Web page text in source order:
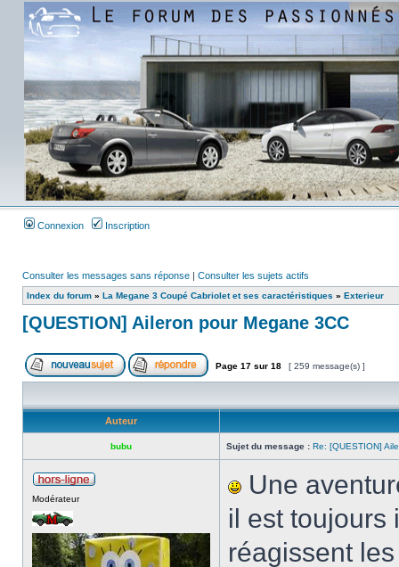
Connexion Inscription
Consulter les messages sans réponse | Consulter les sujets actifs
Index du forum » La Megane 3 Coupé Cabriolet et ses caractéristiques » Exterieur
[QUESTION] Aileron pour Megane 3CC
Page 17 sur 18 [ 259 message(s) ]
Auteur
bubu Sujet du message : Re: [QUESTION]
Modérateur
Une
il est toujours
réagissent